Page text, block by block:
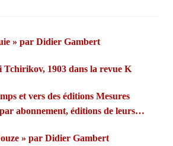
» par Didier Gambert
Tchirikov, 1903 dans la revue K
et vers des éditions Mesures
abonnement, éditions de leurs
et la confiance des lecteurs.
» par Didier Gambert